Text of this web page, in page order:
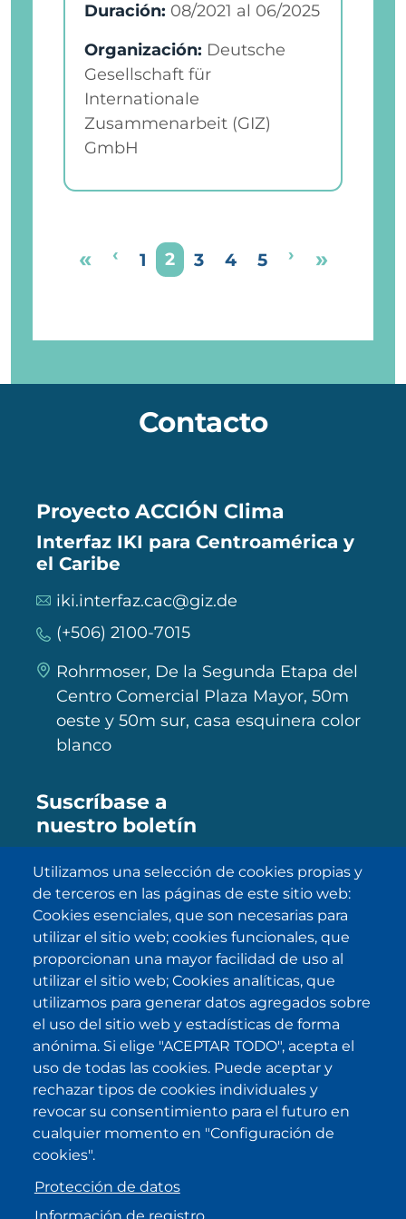
Duración: 08/2021 al 06/2025
Organización: Deutsche
Gesellschaft für
Internationale
Zusammenarbeit (GIZ)
GmbH
Primera página
« Página anterior
‹ Page
1 Page
2 Page
3 Page
4 Page
5 Siguiente
› Última
»
Contacto
Proyecto ACCIÓN Clima
Interfaz IKI para Centroamérica y
el Caribe
iki.interfaz.cac@giz.de
(+506) 2100-7015
Rohrmoser, De la Segunda Etapa del
Centro Comercial Plaza Mayor, 50m
oeste y 50m sur, casa esquinera color
blanco
Suscríbase a
nuestro boletín
SUBSCRIBE
He sido informado/a sobre política
de privacidad
y la acepto.
IKI en otras latitudes
. . . .
Utilizamos una selección de cookies propias y
de terceros en las páginas de este sitio web:
Cookies esenciales, que son necesarias para
utilizar el sitio web; cookies funcionales, que
proporcionan una mayor facilidad de uso al
utilizar el sitio web; Cookies analíticas, que
utilizamos para generar datos agregados sobre
el uso del sitio web y estadísticas de forma
anónima. Si elige "ACEPTAR TODO", acepta el
uso de todas las cookies. Puede aceptar y
rechazar tipos de cookies individuales y
revocar su consentimiento para el futuro en
cualquier momento en "Configuración de
cookies".
Protección de datos